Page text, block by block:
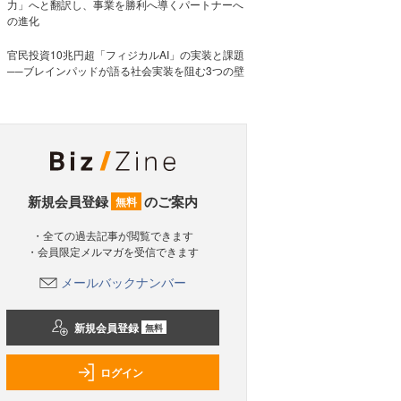
力」へと翻訳し、事業を勝利へ導くパートナーへ
の進化
官民投資10兆円超「フィジカルAI」の実装と課題
──ブレインパッドが語る社会実装を阻む3つの壁
新規会員登録 無料 のご案内
・全ての過去記事が閲覧できます
・会員限定メルマガを受信できます
メールバックナンバー
新規会員登録 無料
ログイン